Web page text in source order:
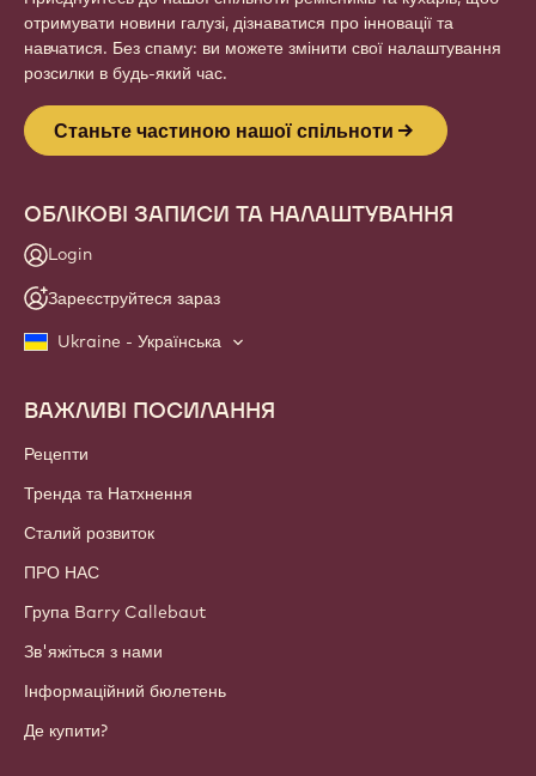
отримувати новини галузі, дізнаватися про інновації та
навчатися. Без спаму: ви можете змінити свої налаштування
розсилки в будь-який час.
Станьте частиною нашої спільноти
ОБЛІКОВІ ЗАПИСИ ТА НАЛАШТУВАННЯ
Login
Зареєструйтеся зараз
Ukraine - Українська
Footer
Callebaut
ВАЖЛИВІ ПОСИЛАННЯ
Рецепти
Тренда та Натхнення
Сталий розвиток
ПРО НАС
Група Barry Callebaut
Зв'яжіться з нами
Інформаційний бюлетень
Де купити?